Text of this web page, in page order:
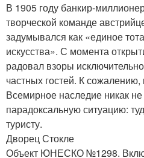
В 1905 году банкир-
творческой команде
задумывался как «единое
искусства». С момента
радовал взоры
частных гостей. К
Всемирное наследие никак
парадоксальную ситуацию:
туристу.
Дворец Стокле
Объект ЮНЕСКО №1298.